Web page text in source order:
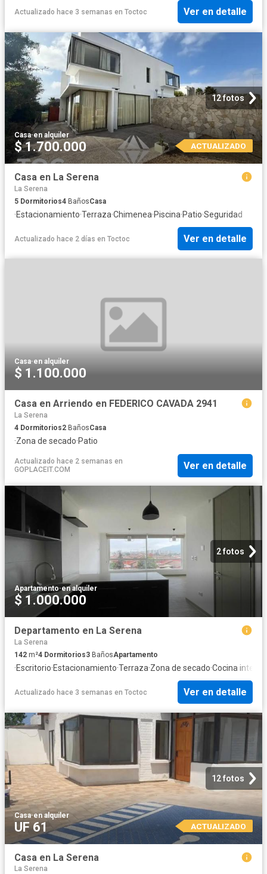
Actualizado hace 3 semanas en Toctoc Ver en detalle
12 fotos
Casa·en alquiler
$ 1.700.000 ACTUALIZADO
Casa en La Serena
La Serena
5 Dormitorios4 BañosCasa
·Estacionamiento·Terraza·Chimenea·Piscina·Patio·Seguridad
Actualizado hace 2 días en Toctoc Ver en detalle
Casa·en alquiler
$ 1.100.000
Casa en Arriendo en FEDERICO CAVADA 2941
La Serena
4 Dormitorios2 BañosCasa
·Zona de secado·Patio
Actualizado hace 2 semanas en
GOPLACEIT.COM
Ver en detalle
2 fotos
Apartamento·en alquiler
$ 1.000.000
Departamento en La Serena
La Serena
142 m²4 Dormitorios3 BañosApartamento
·Escritorio·Estacionamiento·Terraza·Zona de secado·Cocina
Actualizado hace 3 semanas en Toctoc Ver en detalle
12 fotos
Casa·en alquiler
UF 61 ACTUALIZADO
Casa en La Serena
La Serena